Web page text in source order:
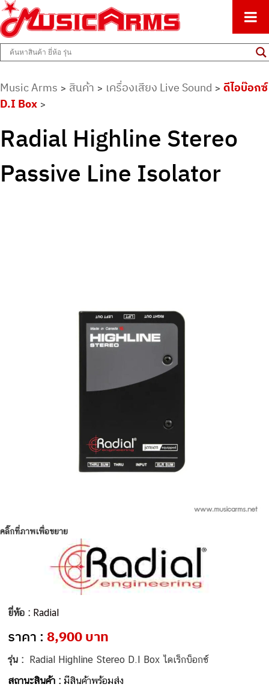
Music Arms
ศูนย์รวมครื่องดนตรีทุกชนิด ตั้งแต่เริ่มต้นถึงมืออาชีพ
Music Arms > สินค้า > เครื่องเสียง Live Sound > ดีไอบ๊อกซ์
D.I Box >
Radial Highline Stereo
Passive Line Isolator
คลิ๊กที่ภาพเพื่อขยาย
ยี่ห้อ : Radial
ราคา : 8,900 บาท
รุ่น :
Radial Highline Stereo D.I Box ไดเร็กบ็อกซ์
สถานะสินค้า :มีสินค้าพร้อมส่ง